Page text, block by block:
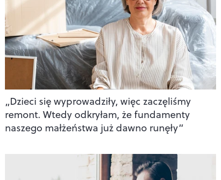
„Dzieci się wyprowadziły, więc zaczęliśmy
remont. Wtedy odkryłam, że fundamenty
naszego małżeństwa już dawno runęły”